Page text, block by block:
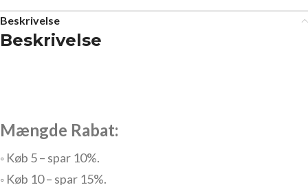
Beskrivelse
Beskrivelse
Mængde Rabat:
◦ Køb 5 – spar 10%.
◦ Køb 10 – spar 15%.